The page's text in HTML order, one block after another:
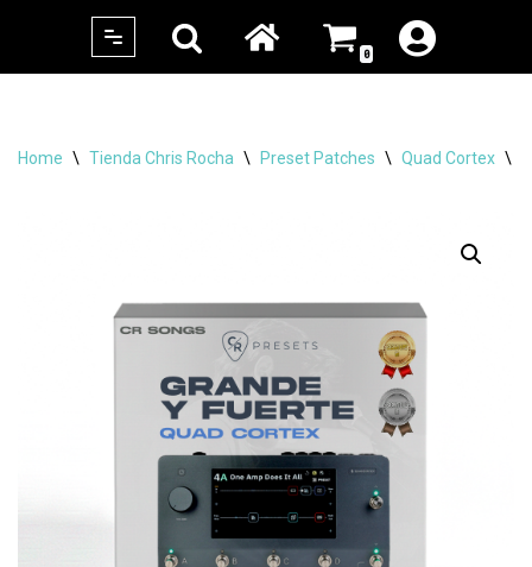
0
Home \ Tienda Chris Rocha \ Preset Patches \ Quad Cortex \